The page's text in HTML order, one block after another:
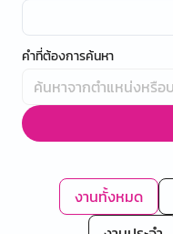
คำที่ต้องการค้นหา
งานทั้งหมด